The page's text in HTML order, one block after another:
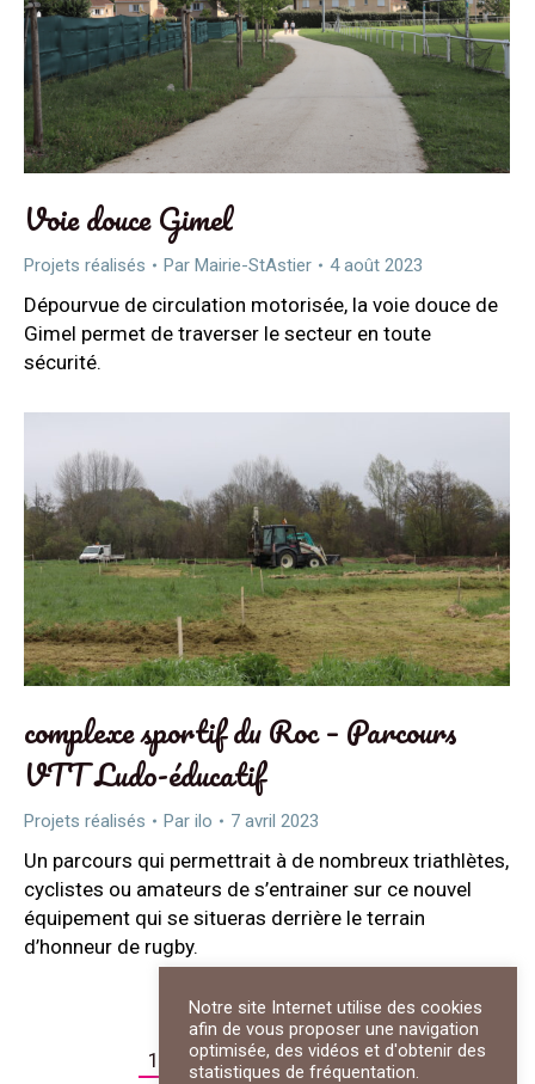
Voie douce Gimel
Projets réalisés Par Mairie-StAstier 4 août 2023
Dépourvue de circulation motorisée, la voie douce de
Gimel permet de traverser le secteur en toute
sécurité.
complexe sportif du Roc – Parcours
VTT Ludo-éducatif
Projets réalisés Par ilo 7 avril 2023
Un parcours qui permettrait à de nombreux triathlètes,
cyclistes ou amateurs de s’entrainer sur ce nouvel
équipement qui se situeras derrière le terrain
d’honneur de rugby.
1 2 3 4 5 6 →
Notre site Internet utilise des cookies
afin de vous proposer une navigation
optimisée, des vidéos et d'obtenir des
statistiques de fréquentation.